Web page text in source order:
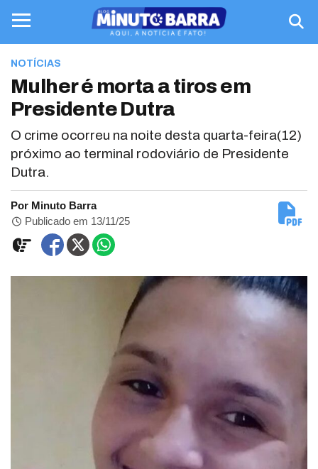
NOTÍCIAS
Mulher é morta a tiros em
Presidente Dutra
O crime ocorreu na noite desta quarta-feira(12)
próximo ao terminal rodoviário de Presidente
Dutra.
Por Minuto Barra
Publicado em 13/11/25